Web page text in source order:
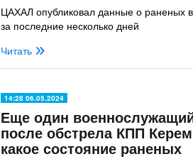
ЦАХАЛ опубликовал данные о раненых
за последние несколько дней
Читать
14:28 06.05.2024
Еще один
после обстрела КПП
какое состояние раненых